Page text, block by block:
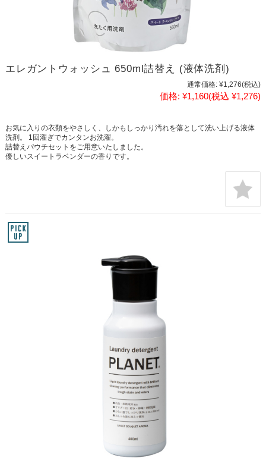
エレガントウォッシュ 650ml詰替え (液体洗剤)
通常価格: ¥1,276(税込)
価格: ¥1,160(税込 ¥1,276)
お気に入りの衣類をやさしく、しかもしっかり汚れを落として洗い上げる液体
洗剤。 1回濯ぎでカンタンお洗濯。
詰替えパウチセットをご用意いたしました。
優しいスイートラベンダーの香りです。